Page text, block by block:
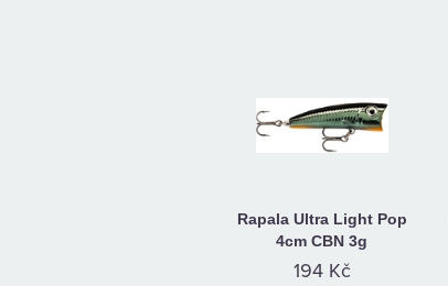
Rapala Ultra Light Pop
4cm CBN 3g
194 Kč